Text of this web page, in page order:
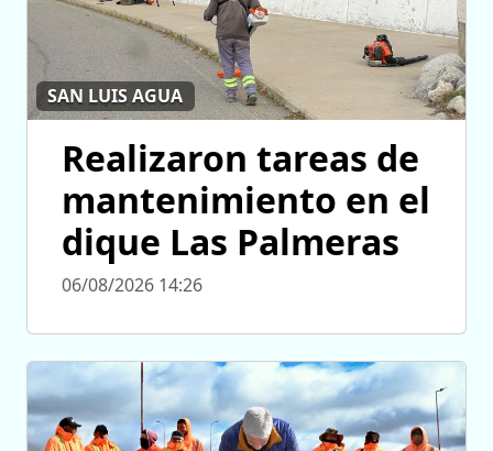
SAN LUIS AGUA
Realizaron tareas de
mantenimiento en el
dique Las Palmeras
06/08/2026 14:26